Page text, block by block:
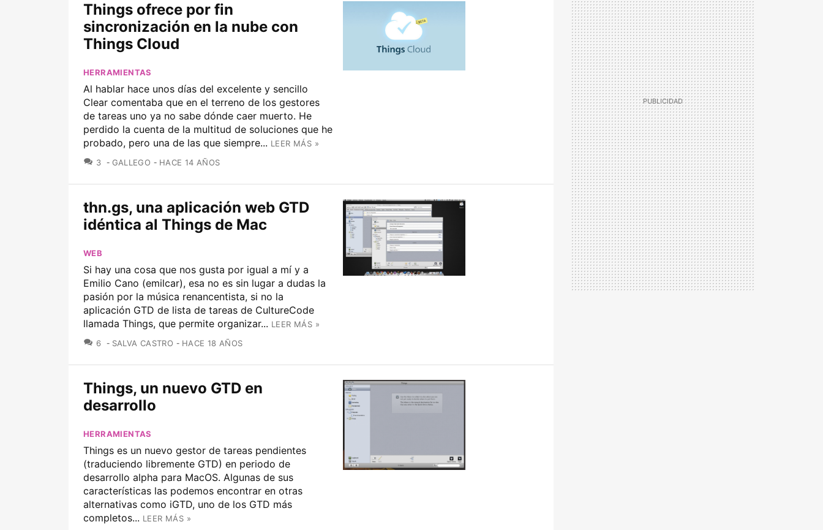
Things ofrece por fin
sincronización en la nube con
Things Cloud
HERRAMIENTAS
Al hablar hace unos días del excelente y sencillo
Clear comentaba que en el terreno de los gestores
de tareas uno ya no sabe dónde caer muerto. He
perdido la cuenta de la multitud de soluciones que he
probado, pero una de las que siempre... LEER MÁS »
3 COMENTARIOS
GALLEGO HACE 14 AÑOS
thn.gs, una aplicación web GTD
idéntica al Things de Mac
WEB
Si hay una cosa que nos gusta por igual a mí y a
Emilio Cano (emilcar), esa no es sin lugar a dudas la
pasión por la música renancentista, si no la
aplicación GTD de lista de tareas de CultureCode
llamada Things, que permite organizar... LEER MÁS »
6 COMENTARIOS
SALVA CASTRO HACE 18 AÑOS
Things, un nuevo GTD en
desarrollo
HERRAMIENTAS
Things es un nuevo gestor de tareas pendientes
(traduciendo libremente GTD) en periodo de
desarrollo alpha para MacOS. Algunas de sus
características las podemos encontrar en otras
alternativas como iGTD, uno de los GTD más
completos... LEER MÁS »